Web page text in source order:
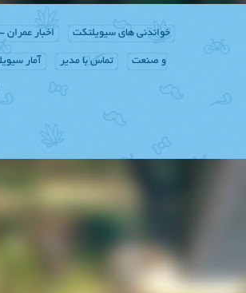
خواندنی های سیویلتکت اخبار عمران
و صنعت تماس با مدیر آمار